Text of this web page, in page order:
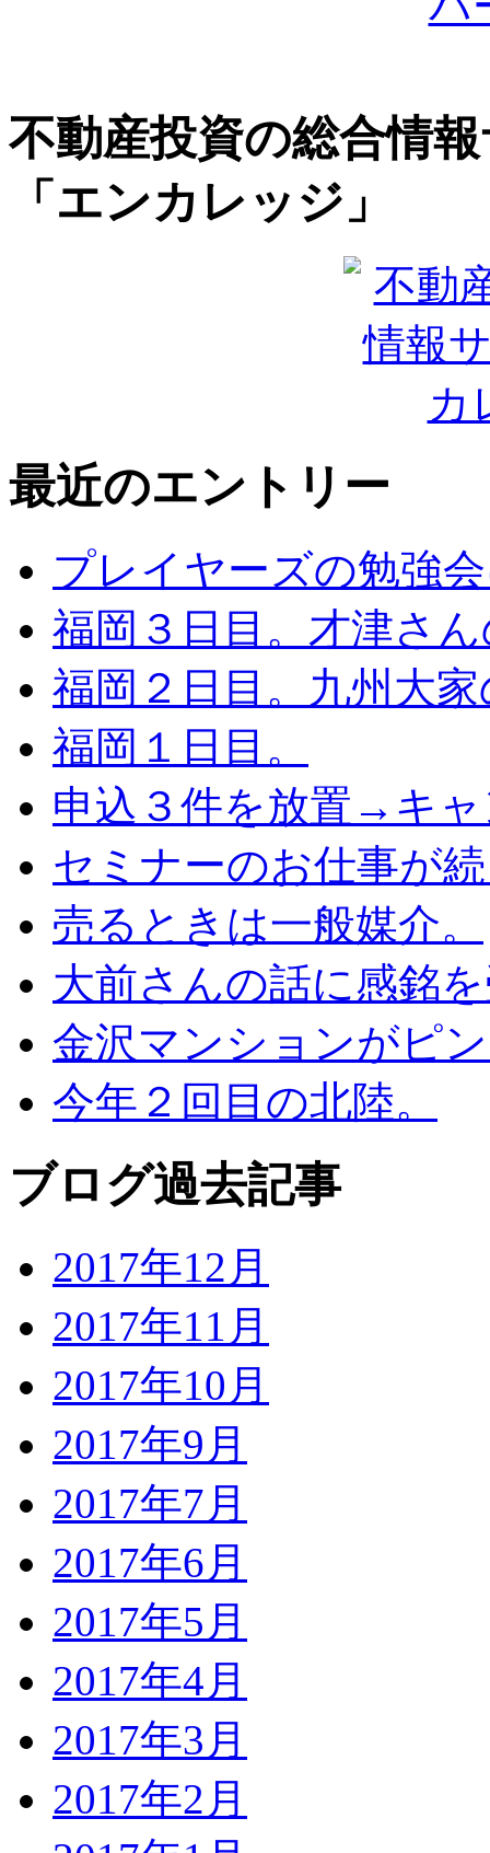
不動産投資の総合情
「エンカレッジ」
最近のエントリー
プレイヤーズの勉強
福岡３日目。才津さ
福岡２日目。九州大
福岡１日目。
申込３件を放置→キ
セミナーのお仕事が
売るときは一般媒介。
大前さんの話に感銘
金沢マンションがピ
今年２回目の北陸。
ブログ過去記事
2017年12月
2017年11月
2017年10月
2017年9月
2017年7月
2017年6月
2017年5月
2017年4月
2017年3月
2017年2月